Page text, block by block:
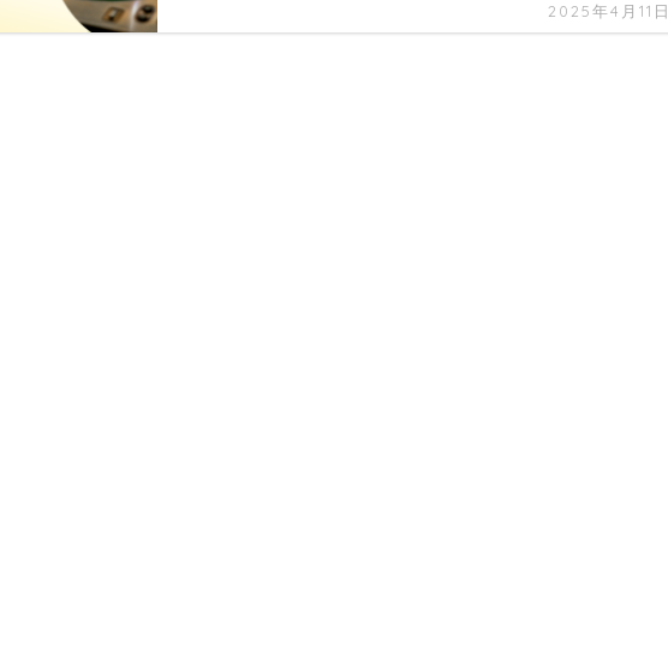
2025年4月11日